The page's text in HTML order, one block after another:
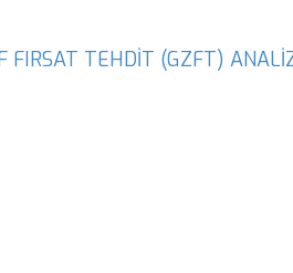
FIRSAT TEHDİT (GZFT)